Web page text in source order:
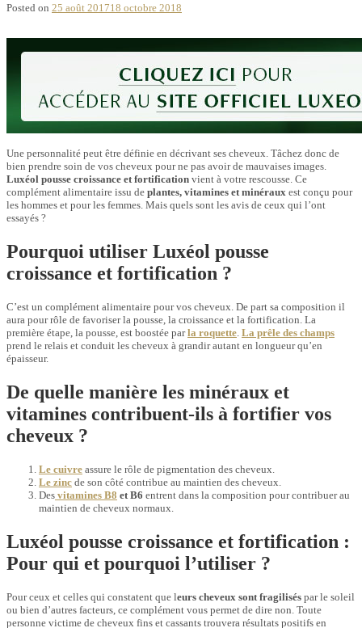
Posted on 25 août 201718 octobre 2018
Une personnalité peut être définie en décrivant ses cheveux. Tâchez donc de
bien prendre soin de vos cheveux pour ne pas avoir de mauvaises images.
Luxéol pousse croissance et fortification vient à votre rescousse. Ce
complément alimentaire issu de plantes, vitamines et minéraux est conçu pour
les hommes et pour les femmes. Mais quels sont les avis de ceux qui l’ont
essayés ?
Pourquoi utiliser Luxéol pousse
croissance et fortification ?
C’est un complément alimentaire pour vos cheveux. De part sa composition il
aura pour rôle de favoriser la pousse, la croissance et la fortification. La
première étape, la pousse, est boostée parla roquette. La prêle des champs
prend le relais et conduit les cheveux à grandir autant en longueur qu’en
épaisseur.
De quelle manière les minéraux et
vitamines contribuent-ils à fortifier vos
cheveux ?
Le cuivre assure le rôle de pigmentation des cheveux.
Le zinc de son côté contribue au maintien des cheveux.
Des vitamines B8 et B6 entrent dans la composition pour contribuer au
maintien de cheveux normaux.
Luxéol pousse croissance et fortification :
Pour qui et pourquoi l’utiliser ?
Pour ceux et celles qui constatent que leurs cheveux sont fragilisés par le soleil
ou bien d’autres facteurs, ce complément vous permet de dire non. Toute
personne victime de cheveux fins et cassants trouvera résultats positifs en